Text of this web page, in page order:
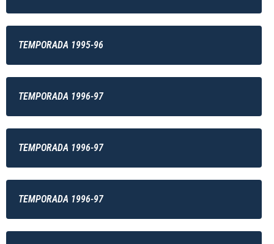
TEMPORADA 1995-96
TEMPORADA 1996-97
TEMPORADA 1996-97
TEMPORADA 1996-97